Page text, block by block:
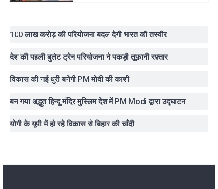
100 लाख करोड़ की परियोजना बदल देगी भारत की तस्वीर
देश की पहली बुलेट ट्रेन परियोजना ने पकड़ी तूफ़ानी रफ़्तार
विकास की नई धुरी बनेगी PM मोदी की काशी
बन गया अद्भुत हिन्दू मंदिर मुस्लिम देश में PM Modi द्वारा उद्घाटन
योगी के यूपी में हो रहे विकास से बिहार की चाँदी